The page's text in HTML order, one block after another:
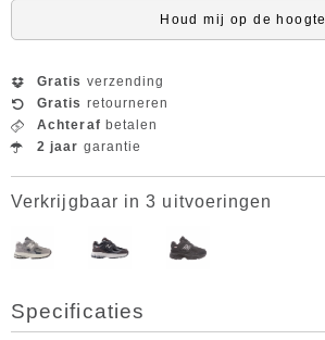
Houd mij op de hoogte
Gratis verzending
Gratis retourneren
Achteraf betalen
2 jaar garantie
Verkrijgbaar in 3 uitvoeringen
Specificaties